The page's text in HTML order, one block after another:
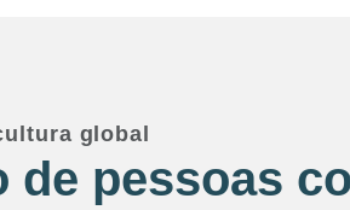
global
de pessoas